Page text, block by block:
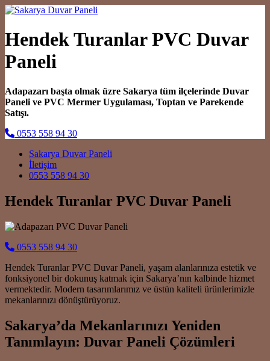
Hendek Turanlar PVC Duvar
Paneli
Adapazarı başta olmak üzre Sakarya tüm ilçelerinde Duvar
Paneli ve PVC Mermer Uygulaması, Toptan ve Parekende
Satışı.
0553 558 94 30
Main Navigation
Sakarya Duvar Paneli
İletişim
0553 558 94 30
Hendek Turanlar PVC Duvar Paneli
0553 558 94 30
Hendek Turanlar PVC Duvar Paneli, yaşam alanlarınıza estetik ve
fonksiyonel bir dokunuş katmak için Sakarya’nın kalbinde hizmet
vermektedir. Modern tasarımlarımız ve üstün kaliteli ürünlerimizle
mekanlarınızı dönüştürüyoruz.
Sakarya’da Mekanlarınızı Yeniden
Tanımlayın: Duvar Paneli Çözümleri